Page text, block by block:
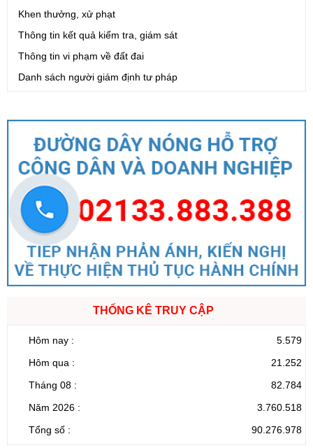
Khen thưởng, xử phạt
Thông tin kết quả kiểm tra, giám sát
Thông tin vi phạm về đất đai
Danh sách người giám định tư pháp
THỐNG KÊ TRUY CẬP
Hôm nay :
5.579
Hôm qua :
21.252
Tháng 08 :
82.784
Năm 2026 :
3.760.518
Tổng số :
90.276.978